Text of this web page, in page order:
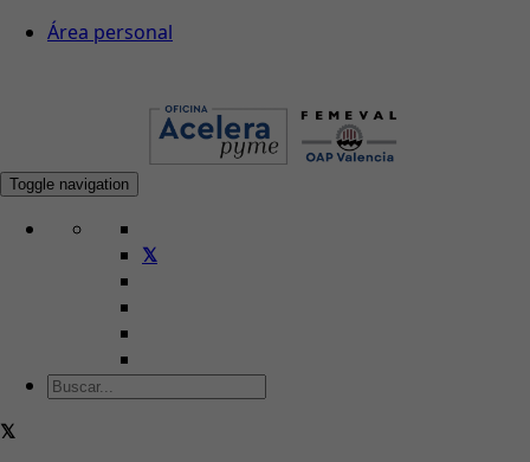
Área personal
Toggle navigation